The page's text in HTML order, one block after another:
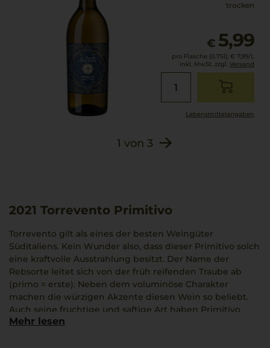
trocken
€ 5,99
pro Flasche (0.75l), € 7,99/L
inkl. MwSt. zzgl. Versand
Lebensmittel­angaben
1 von 3
2021 Torrevento Primitivo
Torrevento gilt als eines der besten Weingüter
Süditaliens. Kein Wunder also, dass dieser Primitivo solch
eine kraftvolle Ausstrahlung besitzt. Der Name der
Rebsorte leitet sich von der früh reifenden Traube ab
(primo = erste). Neben dem voluminöse Charakter
machen die würzigen Akzente diesen Wein so beliebt.
Auch seine fruchtige und saftige Art haben Primitivo
zum beliebtesten Rotwein in Deutschland gemacht. Der
Mehr lesen